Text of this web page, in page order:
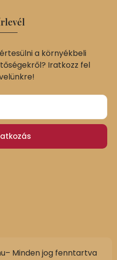
a környékbeli
Iratkozz fel
Minden jog fenntartva
Slovak